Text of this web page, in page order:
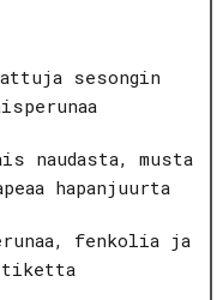
sesongin
naudasta, musta
hapanjuurta
fenkolia ja